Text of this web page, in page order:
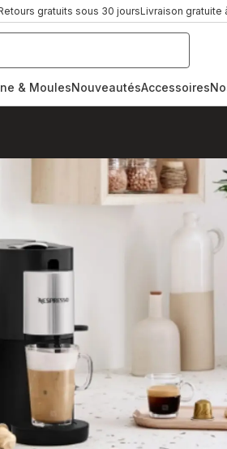
gratuits sous 30 joursLivraison gratuite
& MoulesNouveautésAccessoires